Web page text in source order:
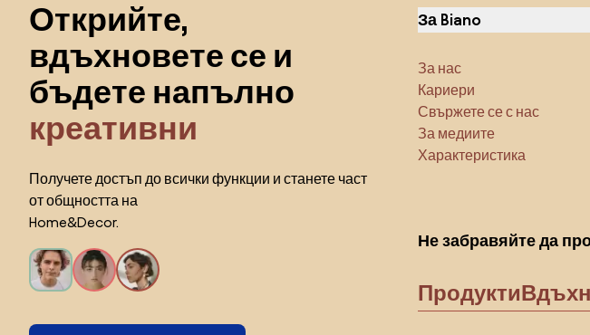
Открийте,
вдъхновете се и
бъдете напълно
креативни
Получете достъп до всички функции и станете част
от общността на
Home&Decor.
За Biano
За нас
Кариери
Свържете се с нас
За медиите
Характеристика
Не забравяйте да
Продукти